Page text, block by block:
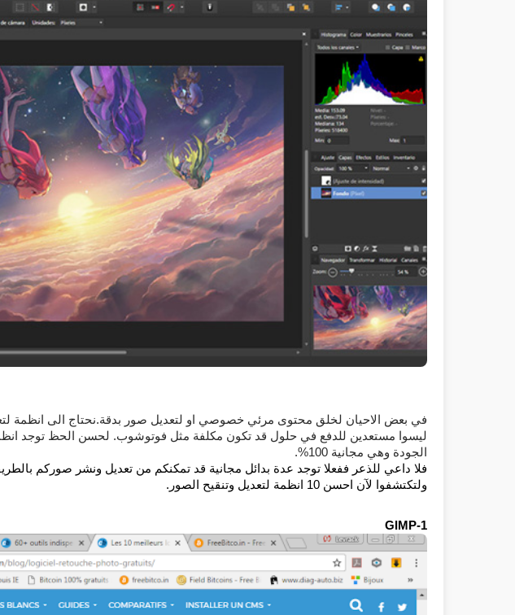
ليسوا مستعدين للدفع في حلول قد تكون مكلفة مثل فوتوشوب.
الجودة وهي مجانية 100%.
ولتكتشفوا لآن احسن 10 انظمة لتعديل وتنقيح الصور.
GIMP-1